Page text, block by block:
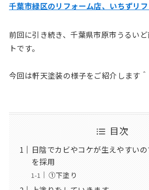
千葉市緑区のリフォーム店、いちずリ
前回に引き続き、千葉県市原市うるい
トです。
今回は軒天塗装の様子をご紹介します＾
目次
日陰でカビやコケが生えやすい
を採用
①下塗り